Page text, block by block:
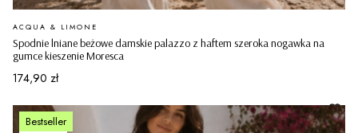
Spodnie lniane beżowe damskie palazzo z haftem szeroka nogawka na
gumce kieszenie Moresca
PRODUCENT
ACQUA & LIMONE
Cena
174,90 zł
Bestseller